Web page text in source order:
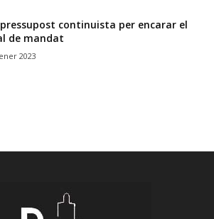
continuista per encarar el
de mandat
2023